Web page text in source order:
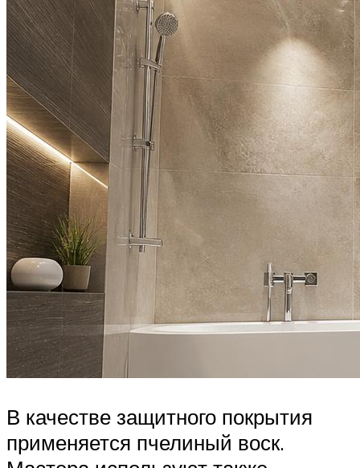
В качестве защитного покрытия
применяется пчелиный воск.